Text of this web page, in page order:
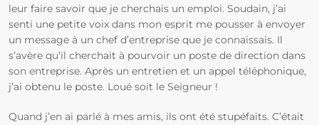
leur faire savoir que je cherchais un emploi. Soudain, j’ai
senti une petite voix dans mon esprit me pousser à envoyer
un message à un chef d’entreprise que je connaissais. Il
s’avère qu’il cherchait à pourvoir un poste de direction dans
son entreprise. Après un entretien et un appel téléphonique,
j’ai obtenu le poste. Loué soit le Seigneur !
Quand j’en ai parlé à mes amis, ils ont été stupéfaits. C’était